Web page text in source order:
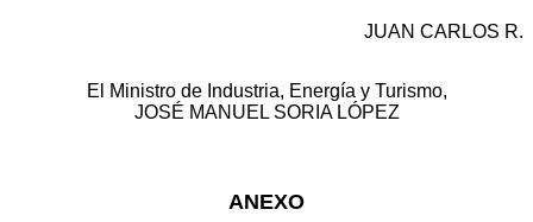
JUAN CARLOS R.
El Ministro de Industria, Energía y Turismo,
JOSÉ MANUEL SORIA LÓPEZ
ANEXO